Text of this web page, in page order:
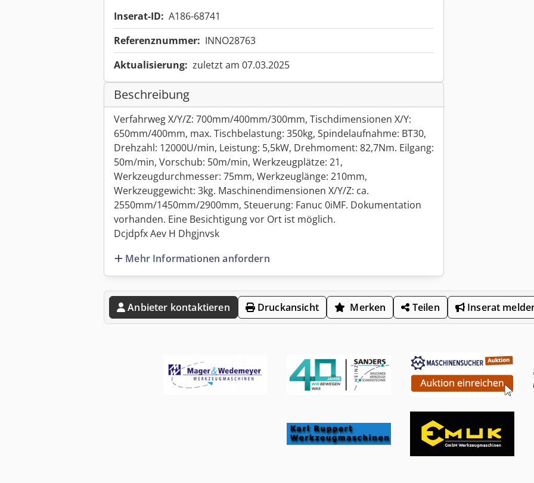
Inserat-ID: A186-68741
Referenznummer: INNO28763
Aktualisierung: zuletzt am 07.03.2025
Beschreibung
Verfahrweg X/Y/Z: 700mm/400mm/300mm, Tischdimensionen X/Y:
650mm/400mm, max. Tischbelastung: 350kg, Spindelaufnahme: BT30,
Drehzahl: 12000U/min, Leistung: 5,5kW, Drehmoment: 82,7Nm. Eilgang:
50m/min, Vorschub: 50m/min, Werkzeugplätze: 21,
Werkzeugdurchmesser: 75mm, Werkzeuglänge: 210mm,
Werkzeuggewicht: 3kg. Maschinendimensionen X/Y/Z: ca.
2550mm/1450mm/2900mm, Steuerung: Fanuc 0iMF. Dokumentation
vorhanden. Eine Besichtigung vor Ort ist möglich.
Dcjdpfx Aev H Dhgjnvsk
Mehr Informationen anfordern
Anbieter kontaktieren Druckansicht Merken Teilen Inserat